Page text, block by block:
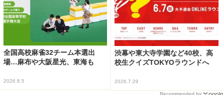
全国高校麻雀32チーム本選出
場…麻布や大阪星光、東海も
2026.8.5
渋幕や東大寺学園など40校、高
校生クイズTOKYOラウンドへ
2026.7.29
Recommended by